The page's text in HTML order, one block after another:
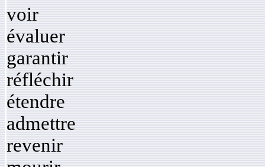
voir
évaluer
garantir
réfléchir
étendre
admettre
revenir